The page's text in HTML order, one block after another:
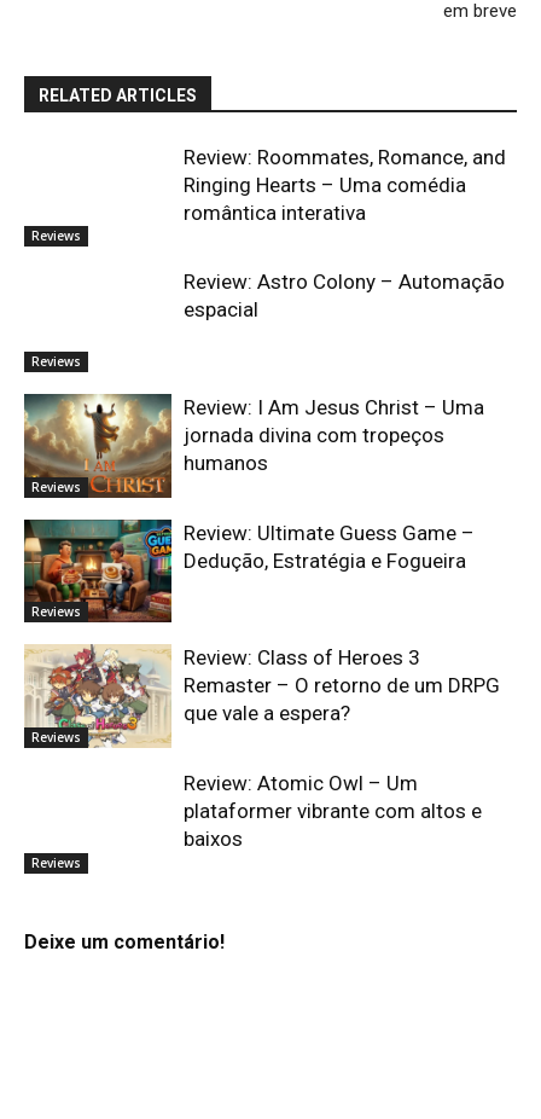
em breve
RELATED ARTICLES
Reviews
Review: Roommates, Romance, and
Ringing Hearts – Uma comédia
romântica interativa
Reviews
Review: Astro Colony – Automação
espacial
Reviews
Review: I Am Jesus Christ – Uma
jornada divina com tropeços
humanos
Reviews
Review: Ultimate Guess Game –
Dedução, Estratégia e Fogueira
Reviews
Review: Class of Heroes 3
Remaster – O retorno de um DRPG
que vale a espera?
Reviews
Review: Atomic Owl – Um
plataformer vibrante com altos e
baixos
Deixe um comentário!